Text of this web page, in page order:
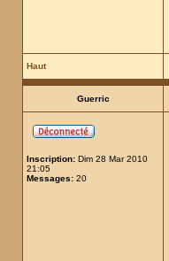
Haut
Guerric
Inscription: Dim 28 Mar 2010
21:05
Messages: 20